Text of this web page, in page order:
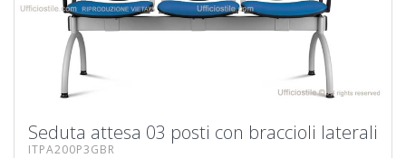
Seduta attesa 03 posti con braccioli laterali
ITPA200P3GBR